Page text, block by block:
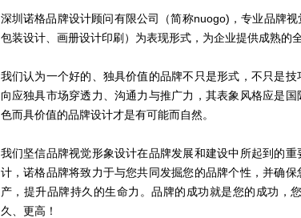
深圳诺格品牌设计顾问有限公司（简称nuogo)，专业品牌
包装设计、画册设计印刷）为表现形式，为企业提供成熟的
我们认为一个好的、独具价值的品牌不只是形式，不只是
向应独具市场穿透力、沟通力与推广力，其表象风格应是
色而具价值的品牌设计才是有可能而自然。
我们坚信品牌视觉形象设计在品牌发展和建设中所起到的
计，诺格品牌将致力于与您共同发掘您的品牌个性，并确
产，提升品牌持久的生命力。品牌的成功就是您的成功，
久、更高！